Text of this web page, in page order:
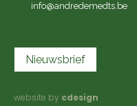
info@andredemedts.be
Nieuwsbrief
website by cdesign